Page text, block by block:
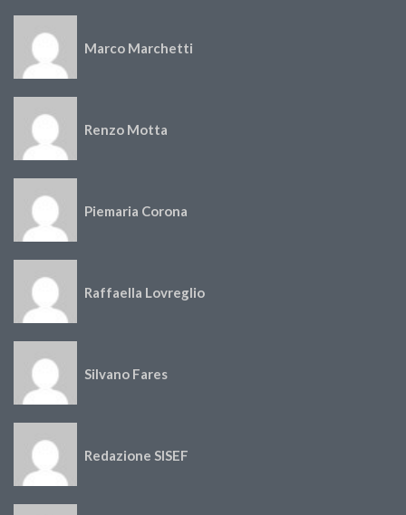
Marco Marchetti
Renzo Motta
Piemaria Corona
Raffaella Lovreglio
Silvano Fares
Redazione SISEF